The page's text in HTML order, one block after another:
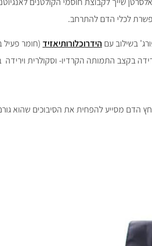
לכלי הדם להתרחב.
בשילוב עם הידרוכלורותיאזיד (חומר
בקצב התמותה הקרדיו- וסקולרית
הדם מסייע להפחית את הסיבוכים שהוא